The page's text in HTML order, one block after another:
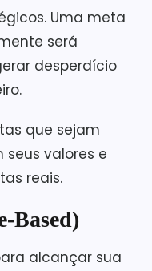
Uma meta
será
desperdício
que sejam
seus valores e
reais.
Based)
alcançar sua